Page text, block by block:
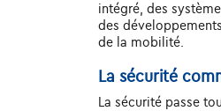
intégré, des
des
de la mobilité.
La sécurité
La sécurité passe